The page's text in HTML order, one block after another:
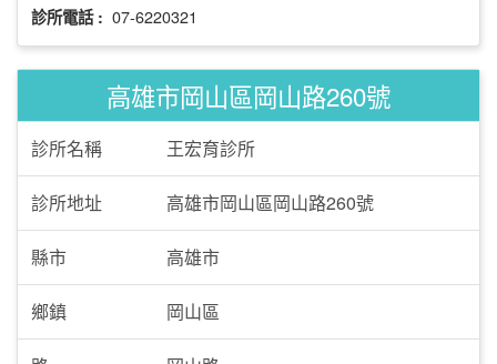
診所電話 : 07-6220321
高雄市岡山區岡山路260號
診所名稱 王宏育診所
診所地址 高雄市岡山區岡山路260號
縣市 高雄市
鄉鎮 岡山區